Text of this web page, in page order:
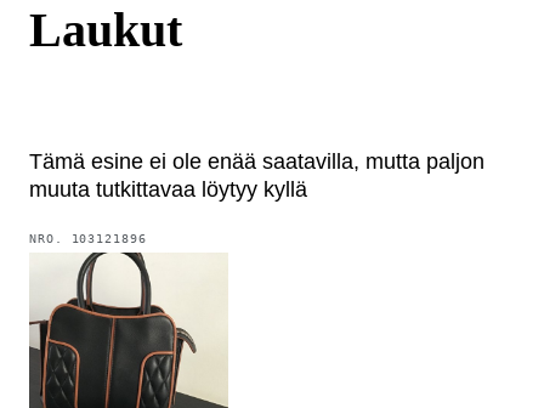
Laukut
Tämä esine ei ole enää saatavilla, mutta paljon
muuta tutkittavaa löytyy kyllä
NRO. 103121896